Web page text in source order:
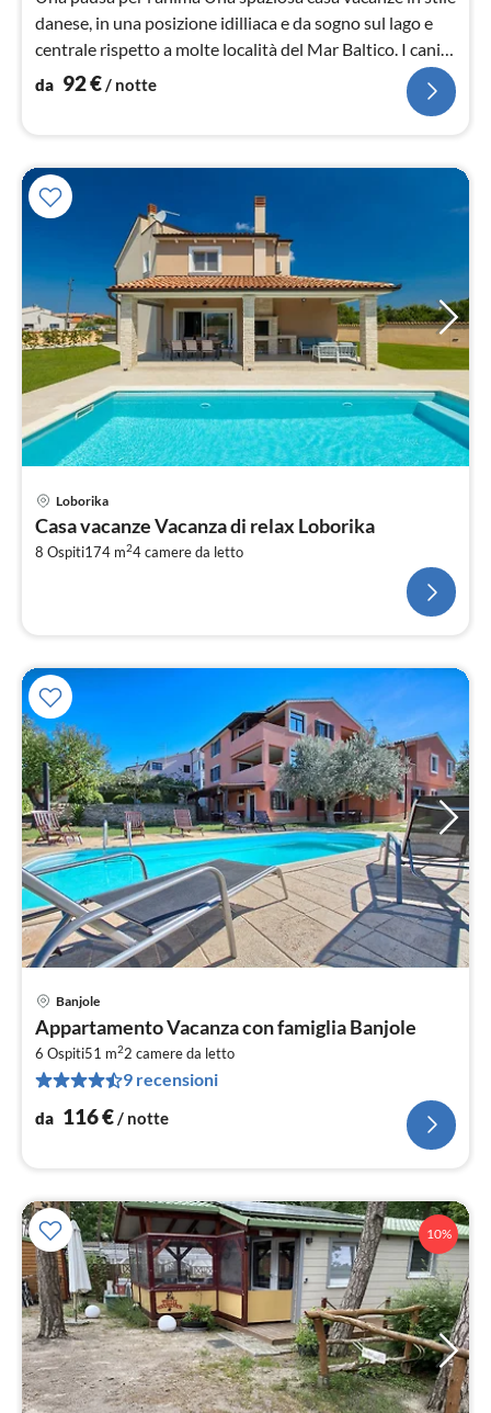
danese, in una posizione idilliaca e da sogno sul lago e
centrale rispetto a molte località del Mar Baltico. I cani
sono i benvenuti.
da 92€/ notte
Loborika
Casa vacanze Vacanza di relax Loborika
8 Ospiti174 m24camere da letto
Banjole
Appartamento Vacanza con famiglia Banjole
6 Ospiti51 m22 camere da letto
9 recensioni
da 116€ / notte
10%